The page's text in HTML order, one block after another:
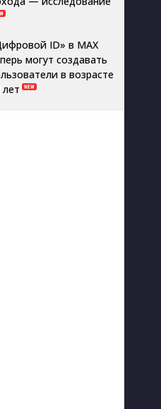
ID» в MAX
могут создавать
в возрасте
лет